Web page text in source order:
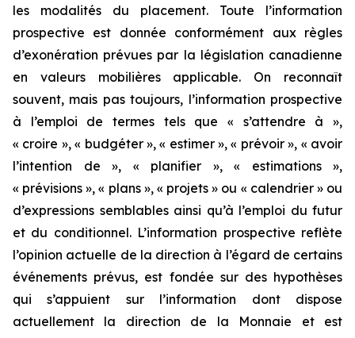
les modalités du placement. Toute l’information
prospective est donnée conformément aux règles
d’exonération prévues par la législation canadienne
en valeurs mobilières applicable. On reconnaît
souvent, mais pas toujours, l’information prospective
à l’emploi de termes tels que « s’attendre à »,
« croire », « budgéter », « estimer », « prévoir », « avoir
l’intention de », « planifier », « estimations »,
« prévisions », « plans », « projets » ou « calendrier » ou
d’expressions semblables ainsi qu’à l’emploi du futur
et du conditionnel. L’information prospective reflète
l’opinion actuelle de la direction à l’égard de certains
événements prévus, est fondée sur des hypothèses
qui s’appuient sur l’information dont dispose
actuellement la direction de la Monnaie et est